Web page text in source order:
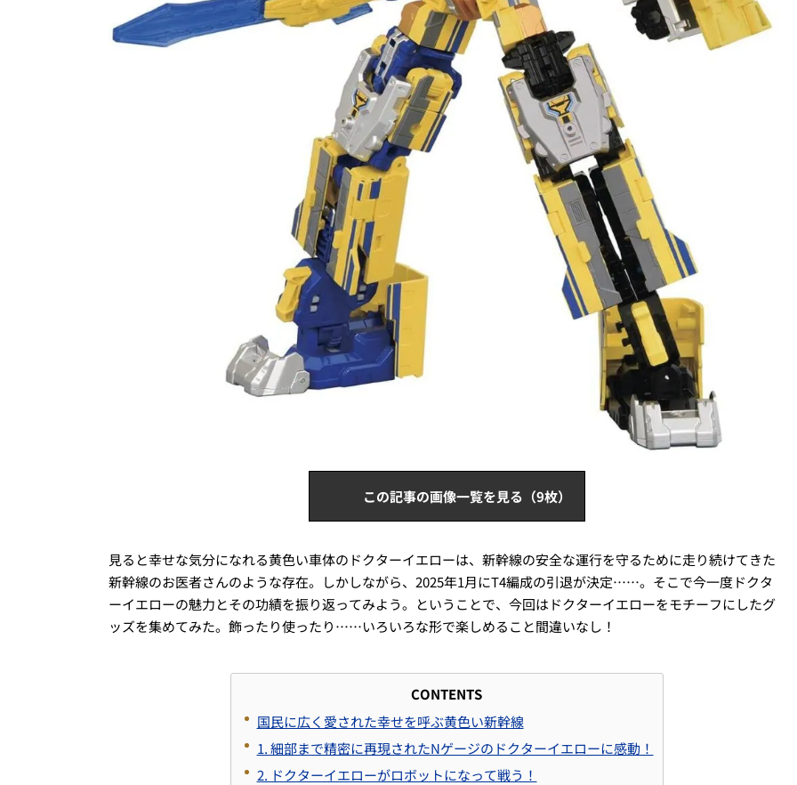
この記事の画像一覧を見る（9枚）
見ると幸せな気分になれる黄色い車体のドクターイエローは、新幹線の安全な運行を守るために走り続けてきた
新幹線のお医者さんのような存在。しかしながら、2025年1月にT4編成の引退が決定……。そこで今一度ドクタ
ーイエローの魅力とその功績を振り返ってみよう。ということで、今回はドクターイエローをモチーフにしたグ
ッズを集めてみた。飾ったり使ったり……いろいろな形で楽しめること間違いなし！
CONTENTS
国民に広く愛された幸せを呼ぶ黄色い新幹線
1. 細部まで精密に再現されたNゲージのドクターイエローに感動！
2. ドクターイエローがロボットになって戦う！